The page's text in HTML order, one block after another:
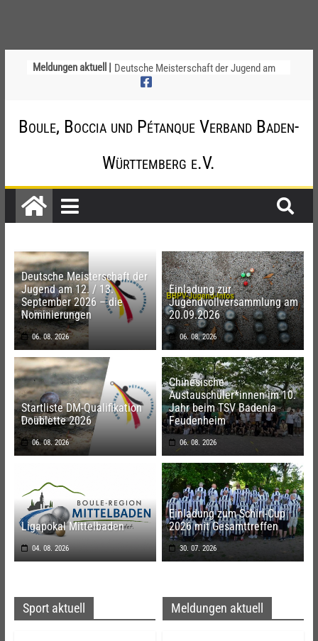
Meldungen aktuell | Deutsche Meisterschaft der Jugend am
12. / 13. September 2026 – die
am 20.09.2026
2026
Jahr beim TSV Badenia Feudenheim
Boule, Boccia und Pétanque Verband Baden-
Württemberg e.V.
Deutsche Meisterschaft der
Jugend am 12. / 13.
September 2026 – die
Nominierungen
06. 08. 2026
Einladung zur
Jugendvollversammlung am
20.09.2026
06. 08. 2026
Startliste DM-Qualifikation
Doublette 2026
06. 08. 2026
Chinesische
Austauschüler*innen im 10.
Jahr beim TSV Badenia
Feudenheim
06. 08. 2026
Ligapokal Mittelbaden
04. 08. 2026
Einladung zum Schiri-Cup
2026 mit Gesamttreffen
30. 07. 2026
Sport aktuell Meldungen aktuell